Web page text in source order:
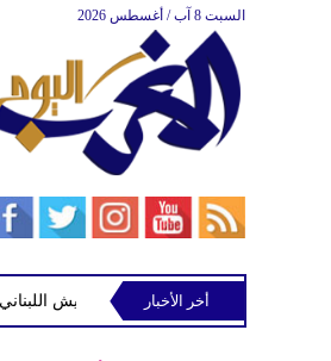
السبت 8 آب / أغسطس 2026
الجيش اللبناني يعلنأخر الأخبار